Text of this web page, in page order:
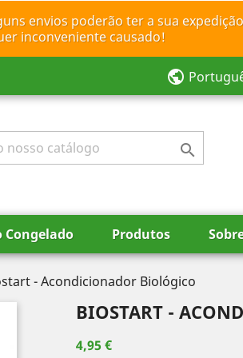
envios poderão ter a sua
inconveniente causado!
public

Produtos
- Acondicionador Biológico
BIOSTART -
4,95 €